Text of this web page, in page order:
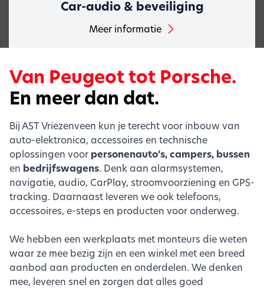
Car-audio & beveiliging
Meer informatie
Van Peugeot tot Porsche.
En meer dan dat.
Bij AST Vriezenveen kun je terecht voor inbouw van
auto-elektronica, accessoires en technische
oplossingen voor personenauto’s, campers, bussen
en bedrijfswagens. Denk aan alarmsystemen,
navigatie, audio, CarPlay, stroomvoorziening en GPS-
tracking. Daarnaast leveren we ook telefoons,
accessoires, e-steps en producten voor onderweg.
We hebben een werkplaats met monteurs die weten
waar ze mee bezig zijn en een winkel met een breed
aanbod aan producten en onderdelen. We denken
mee, leveren snel en zorgen dat alles goed